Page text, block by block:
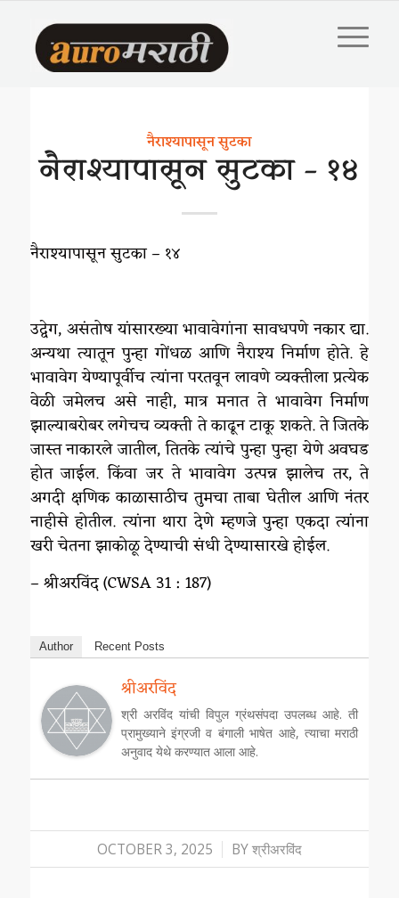
नैराश्यापासून सुटका
नैराश्यापासून सुटका – १४
नैराश्यापासून सुटका – १४
उद्वेग, असंतोष यांसारख्या भावावेगांना सावधपणे नकार द्या.
अन्यथा त्यातून पुन्हा गोंधळ आणि नैराश्य निर्माण होते. हे
भावावेग येण्यापूर्वीच त्यांना परतवून लावणे व्यक्तीला प्रत्येक
वेळी जमेलच असे नाही, मात्र मनात ते भावावेग निर्माण
झाल्याबरोबर लगेचच व्यक्ती ते काढून टाकू शकते. ते जितके
जास्त नाकारले जातील, तितके त्यांचे पुन्हा पुन्हा येणे अवघड
होत जाईल. किंवा जर ते भावावेग उत्पन्न झालेच तर, ते
अगदी क्षणिक काळासाठीच तुमचा ताबा घेतील आणि नंतर
नाहीसे होतील. त्यांना थारा देणे म्हणजे पुन्हा एकदा त्यांना
खरी चेतना झाकोळू देण्याची संधी देण्यासारखे होईल.
– श्रीअरविंद (CWSA 31 : 187)
Author Recent Posts
श्रीअरविंद
श्री अरविंद यांची विपुल ग्रंथसंपदा उपलब्ध आहे. ती
प्रामुख्याने इंग्रजी व बंगाली भाषेत आहे, त्याचा मराठी
अनुवाद येथे करण्यात आला आहे.
OCTOBER 3, 2025
/ BYश्रीअरविंद